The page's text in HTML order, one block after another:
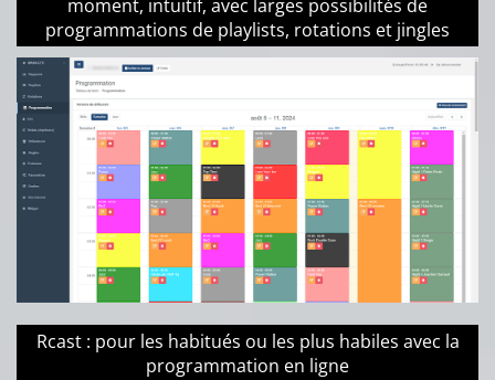
moment, intuitif, avec larges possibilités de
programmations de playlists, rotations et jingles
Rcast : pour les habitués ou les plus habiles avec la
programmation en ligne